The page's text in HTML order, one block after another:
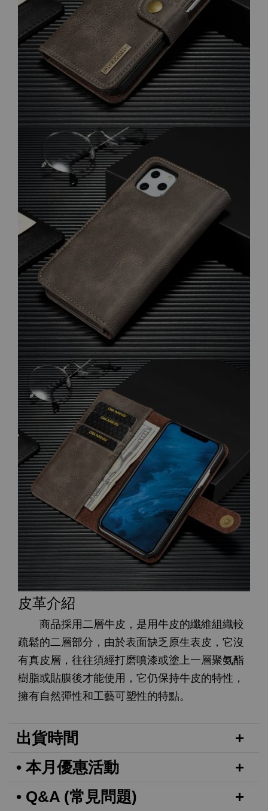
皮革介紹
商品採用二層牛皮，是用牛皮的纖維組織較
疏鬆的二層部分，由於表面缺乏原生表皮，它沒
有真皮層，往往須經打磨噴漆或塗上一層聚氨酯
樹脂或貼膜後才能使用，它仍保持牛皮的特性，
擁有自然彈性和工藝可塑性的特點。
出貨時間
• 本月優惠活動
• Q&A (常見問題)